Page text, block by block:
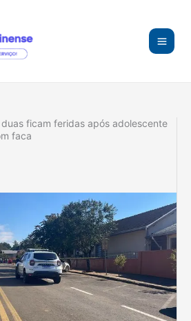
ficam feridas após adolescente
faca